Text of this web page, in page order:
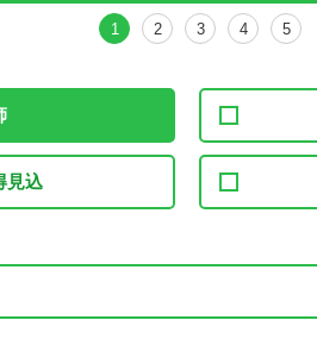
1 2 3 4 5
見込